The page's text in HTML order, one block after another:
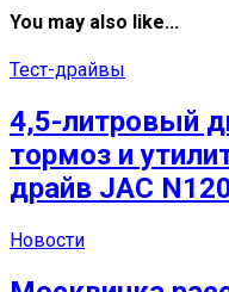
You may also like...
Тест-драйвы
4,5-литровый
тормоз и
драйв JAC
Новости